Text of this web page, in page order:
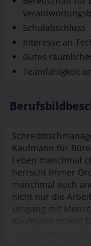
Schulabschluss
Interesse an
Gutes
Teamfähigkeit
Leben manchmal
herrscht immer
manchmal auch
nicht nur die
Umgang mit
Kaufmann m/w/d
für dich sein! In
den Bürobereich
persönlich und